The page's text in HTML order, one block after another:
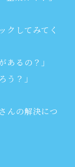
クしてみてく
あるの？」
う？」
んの解決につ